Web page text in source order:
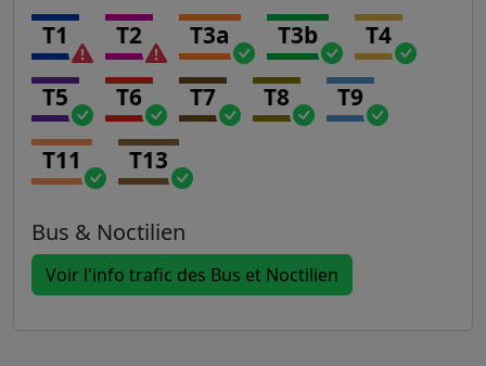
T1 T2 T3a T3b T4
T5 T6 T7 T8 T9
T11 T13
Bus & Noctilien
Voir l'info trafic des Bus et Noctilien